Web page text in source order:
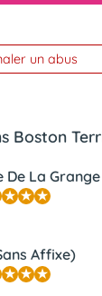
un abus
Boston
De La
Affixe)